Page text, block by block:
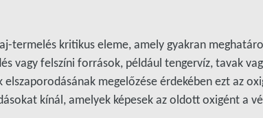
termelés kritikus eleme, amely gyakran
vagy felszíni források, például tengervíz, tavak
megelőzése érdekében ezt az
kínál, amelyek képesek az oldott oxigént a